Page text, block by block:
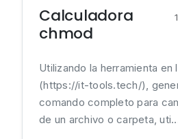
Calculadora
chmod
Utilizando la herramienta en
(https://it-tools.tech/),
comando completo para
de un archivo o carpeta,